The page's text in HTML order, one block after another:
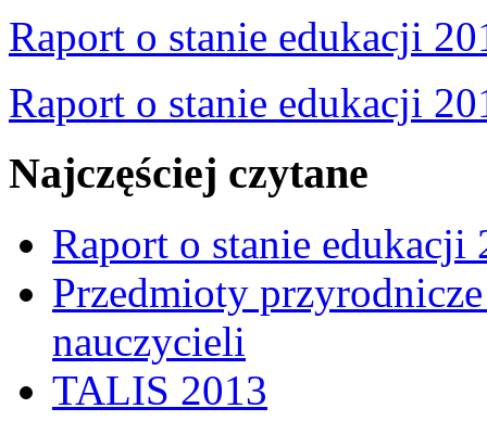
Raport o stanie edukacji
Raport o stanie edukacji
Najczęściej czytane
Raport o stanie edukacji
Przedmioty
nauczycieli
TALIS 2013